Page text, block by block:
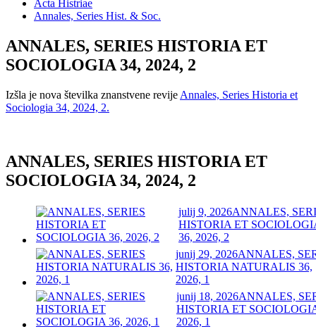
Acta Histriae
Annales, Series Hist. & Soc.
ANNALES, SERIES HISTORIA ET
SOCIOLOGIA 34, 2024, 2
Izšla je nova številka znanstvene revije Annales, Series Historia et
Sociologia 34, 2024, 2.
ANNALES, SERIES HISTORIA ET
SOCIOLOGIA 34, 2024, 2
julij 9, 2026ANNALES,
HISTORIA ET
36, 2026, 2
junij 29, 2026ANNALES,
HISTORIA NATURALIS 36,
2026, 1
junij 18, 2026ANNALES,
HISTORIA ET
2026, 1